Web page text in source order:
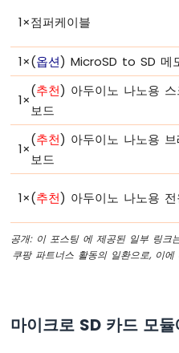
터
두
이
나
시
얼
플
터
아
나
1×점퍼케이블
1×(옵션) MicroSD to SD 메
1×
(추천) 아두이노 나노용
보드
1×
(추천) 아두이노 나노용
보드
1×(추천) 아두이노 나노용 전
공개: 이 포스팅 에 제공된 일부 링크
쿠팡 파트너스 활동의 일환으로, 이
마이크로 SD 카드 모